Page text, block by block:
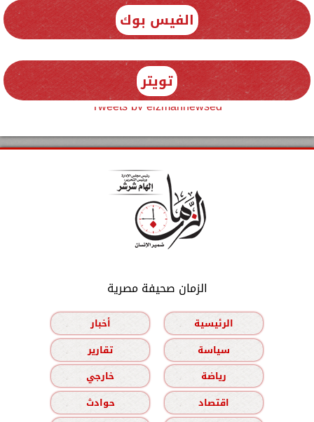
الفيس بوك
تويتر
Tweets by elzmannewseg
الزمان صحيفة مصرية
الرئيسية
أخبار
سياسة
تقارير
رياضة
خارجي
اقتصاد
حوادث